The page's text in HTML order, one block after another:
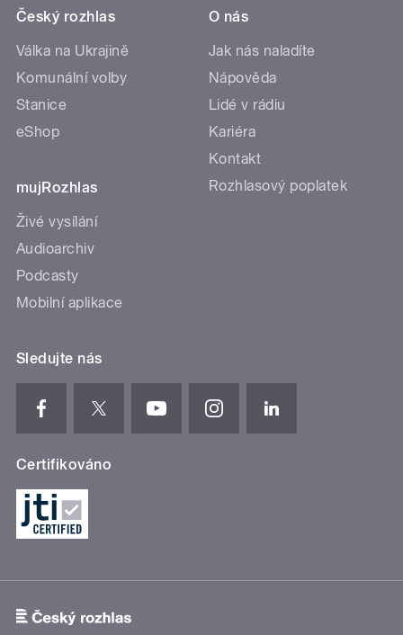
Český rozhlas
Válka na Ukrajině
Komunální volby
Stanice
eShop
mujRozhlas
Živé vysílání
Audioarchiv
Podcasty
Mobilní aplikace
O nás
Jak nás naladíte
Nápověda
Lidé v rádiu
Kariéra
Kontakt
Rozhlasový poplatek
Sledujte nás
Certifikováno